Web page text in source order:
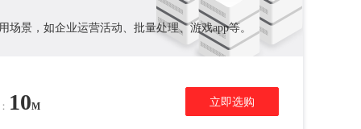
场景，如企业运营活动、批量处理、游戏app等。
10M 立即选购